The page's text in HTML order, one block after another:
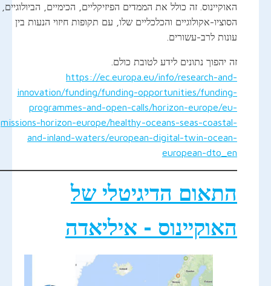
האוקיינוס. זה כולל את הממדים הפיזיקליים, הכימיים, הביולוגיים,
הסוציו-אקולוגיים והכלכליים שלו, עם תקופות חיזוי הנעות בין
עונות לרב-עשורים.
זה יהפוך נתונים לידע לטובת כולם.
https://ec.europa.eu/info/research-and-
innovation/funding/funding-opportunities/funding-
programmes-and-open-calls/horizon-europe/eu-
missions-horizon-europe/healthy-oceans-seas-coastal-
and-inland-waters/european-digital-twin-ocean-
european-dto_en
התאום הדיגיטלי של
האוקיינוס - איליאדה